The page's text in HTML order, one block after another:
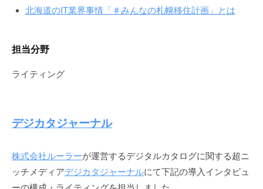
北海道のIT業界事情「＃みんなの札幌移住計画」とは
担当分野
ライティング
デジカタジャーナル
株式会社ルーラーが運営するデジタルカタログに関する超ニ
ッチメディアデジカタジャーナルにて下記の導入インタビュ